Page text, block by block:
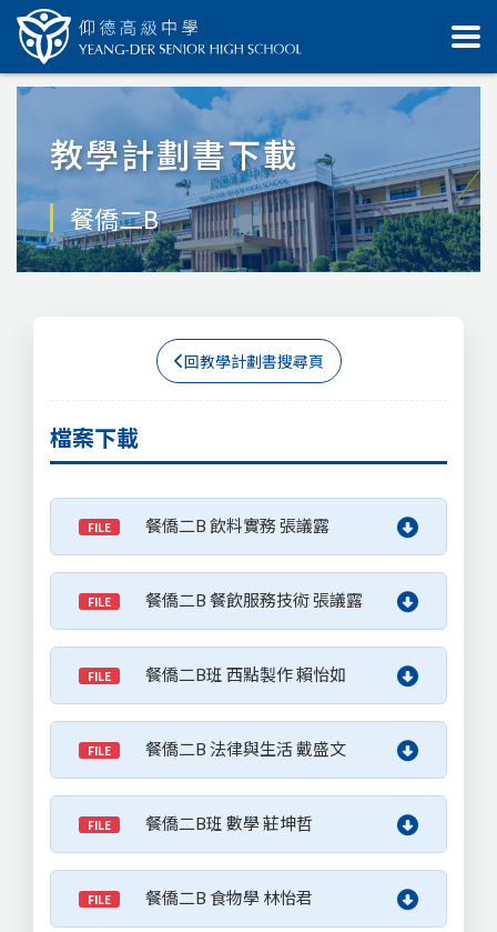
教學計劃書下載
餐僑二B
回教學計劃書搜尋頁
檔案下載
FILE 餐僑二B 飲料實務 張議露
FILE 餐僑二B 餐飲服務技術 張議露
FILE 餐僑二B班 西點製作 賴怡如
FILE 餐僑二B 法律與生活 戴盛文
FILE 餐僑二B班 數學 莊坤哲
FILE 餐僑二B 食物學 林怡君